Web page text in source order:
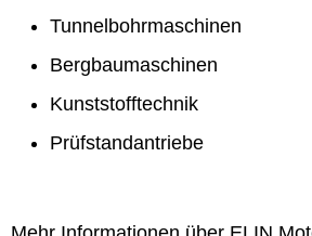
Tunnelbohrmaschinen
Bergbaumaschinen
Kunststofftechnik
Prüfstandantriebe